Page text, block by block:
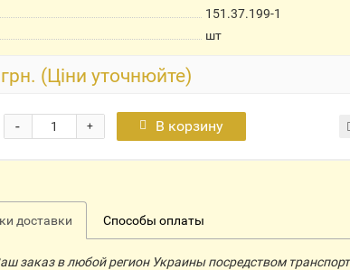
151.37.199-1
шт
(Ціни уточнюйте)
+
- В корзину
доставки Способы оплаты
заказ в любой регион Украины посредством